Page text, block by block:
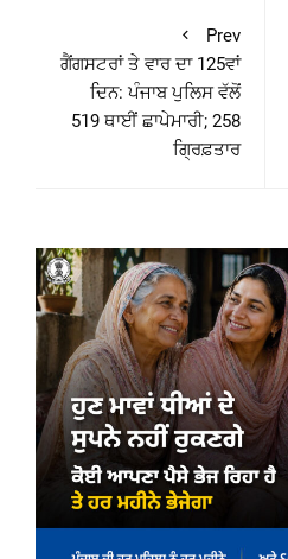
Prev
ਗੈਂਗਸਟਰਾਂ ਤੇ ਵਾਰ ਦਾ 125ਵਾਂ
ਦਿਨ: ਪੰਜਾਬ ਪੁਲਿਸ ਵੱਲੋਂ
519 ਥਾਈਂ ਛਾਪੇਮਾਰੀ; 258
ਗ੍ਰਿਫ਼ਤਾਰ